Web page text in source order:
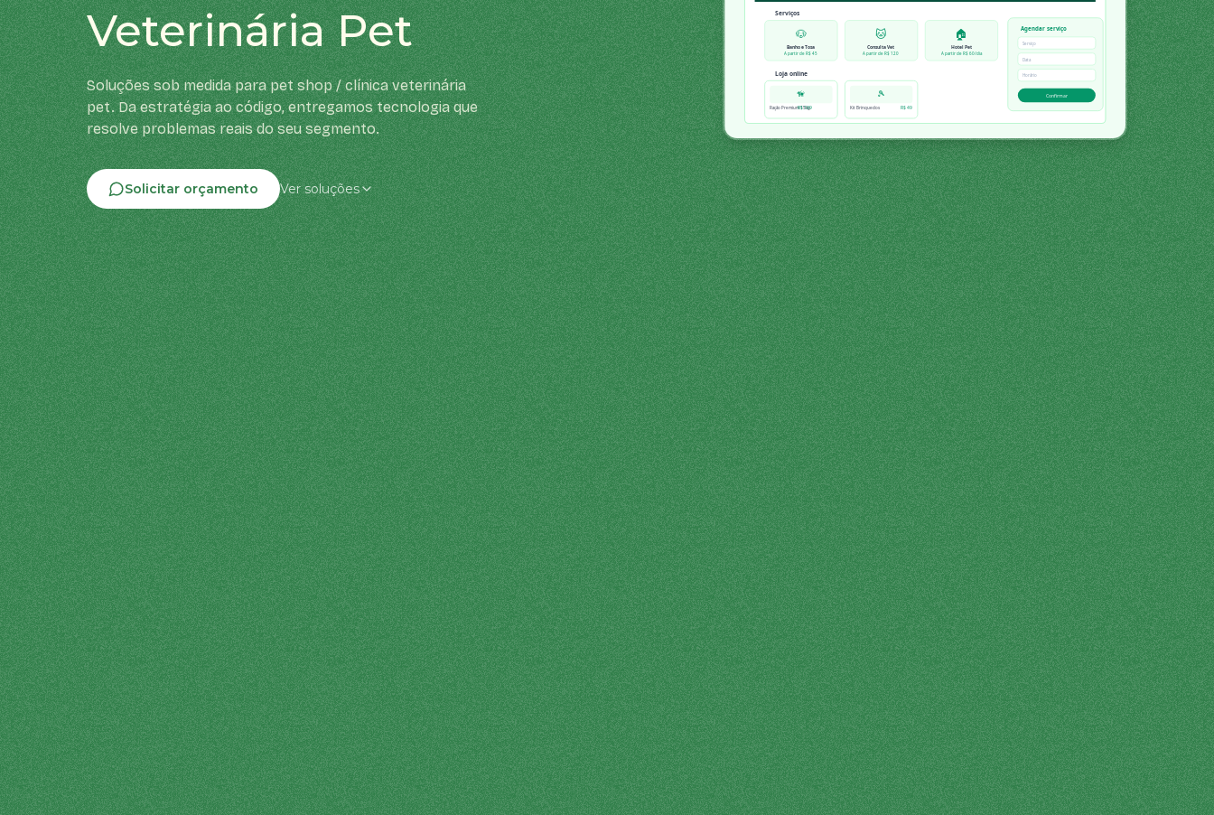
Veterinária Pet
Soluções sob medida para pet shop / clínica veterinária
pet. Da estratégia ao código, entregamos tecnologia que
resolve problemas reais do seu segmento.
Solicitar orçamento Ver soluções